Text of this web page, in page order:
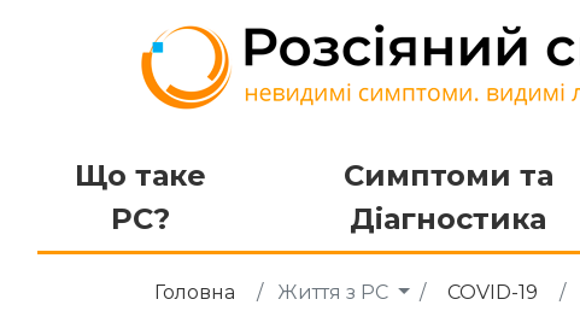
Що таке
РС?
Симптоми та
Діагностика
Головна Життя з РС COVID-19